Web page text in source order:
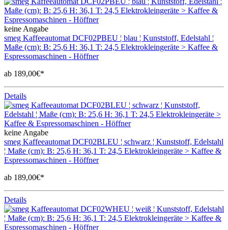
keine Angabe
smeg Kaffeeautomat DCF02PBEU ¦ blau ¦ Kunststoff, Edelstahl ¦
Maße (cm): B: 25,6 H: 36,1 T: 24,5 Elektrokleingeräte > Kaffee &
Espressomaschinen - Höffner
ab 189,00€*
Details
keine Angabe
smeg Kaffeeautomat DCF02BLEU ¦ schwarz ¦ Kunststoff, Edelstahl
¦ Maße (cm): B: 25,6 H: 36,1 T: 24,5 Elektrokleingeräte > Kaffee &
Espressomaschinen - Höffner
ab 189,00€*
Details